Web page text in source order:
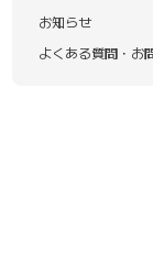
お知らせ
よくある質問・お